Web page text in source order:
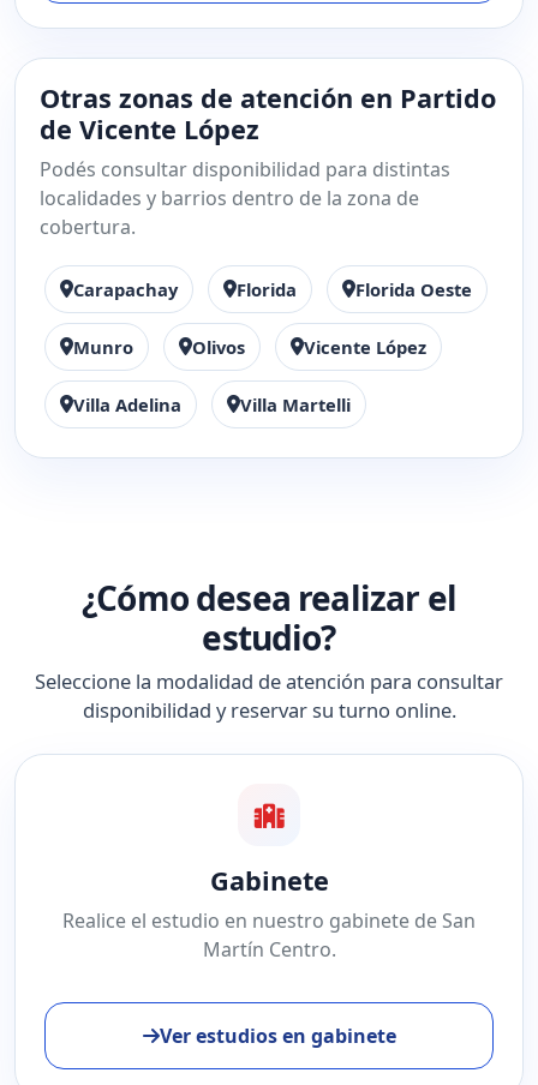
Otras zonas de atención en Partido
de Vicente López
Podés consultar disponibilidad para distintas
localidades y barrios dentro de la zona de
cobertura.
Carapachay Florida Florida Oeste
Munro Olivos Vicente López
Villa Adelina Villa Martelli
¿Cómo desea realizar el
estudio?
Seleccione la modalidad de atención para consultar
disponibilidad y reservar su turno online.
Gabinete
Realice el estudio en nuestro gabinete de San
Martín Centro.
Ver estudios en gabinete